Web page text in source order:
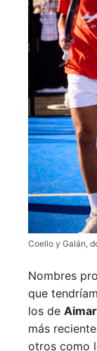
Coello y Galán,
Nombres
que
los de
más
otros como